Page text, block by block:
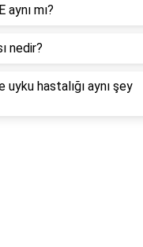
mı?
nedir?
uyku hastalığı aynı şey